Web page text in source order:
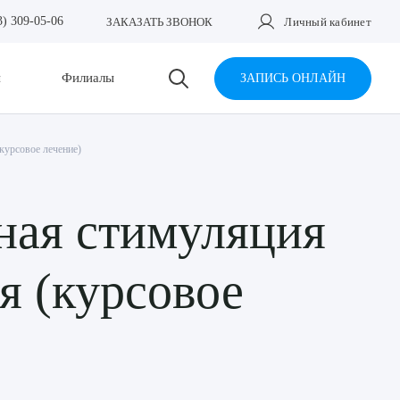
309-05-06 ЗАКАЗАТЬ ЗВОНОК Личный кабинет
Филиалы ЗАПИСЬ ОНЛАЙН
лечение)
стимуляция
(курсовое